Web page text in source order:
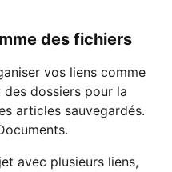
des fichiers
vos liens comme
des dossiers pour la
articles sauvegardés.
avec plusieurs liens,